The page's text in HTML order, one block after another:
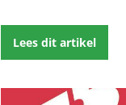
Lees dit artikel